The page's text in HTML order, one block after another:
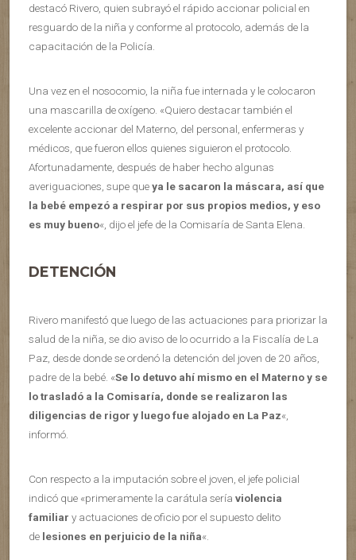
destacó Rivero, quien subrayó el rápido accionar policial en
resguardo de la niña y conforme al protocolo, además de la
capacitación de la Policía.
Una vez en el nosocomio, la niña fue internada y le colocaron
una mascarilla de oxígeno. «Quiero destacar también el
excelente accionar del Materno, del personal, enfermeras y
médicos, que fueron ellos quienes siguieron el protocolo.
Afortunadamente, después de haber hecho algunas
averiguaciones, supe queya le sacaron la máscara, así que
la bebé empezó a respirar por sus propios medios, y eso
es muy bueno«, dijo el jefe de la Comisaría de Santa Elena.
DETENCIÓN
Rivero manifestó que luego de las actuaciones para priorizar la
salud de la niña, se dio aviso de lo ocurrido a la Fiscalía de La
Paz, desde donde se ordenó la detención del joven de 20 años,
padre de la bebé. «Se lo detuvo ahí mismo en el Materno y se
lo trasladó a la Comisaría, donde se realizaron las
diligencias de rigor y luego fue alojado en La Paz«,
informó.
Con respecto a la imputación sobre el joven, el jefe policial
indicó que «primeramente la carátula sería violencia
familiar y actuaciones de oficio por el supuesto delito
de lesiones en perjuicio de la niña«.